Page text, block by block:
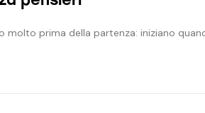
molto prima della partenza: iniziano